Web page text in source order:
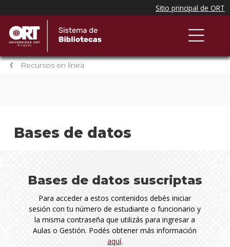
Recursos en línea
Bases de datos
Bases de datos suscriptas
Para acceder a estos contenidos debés iniciar
sesión con tu número de estudiante o funcionario y
la misma contraseña que utilizás para ingresar a
Aulas o Gestión. Podés obtener más información
aquí.